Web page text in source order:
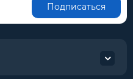
Подписаться